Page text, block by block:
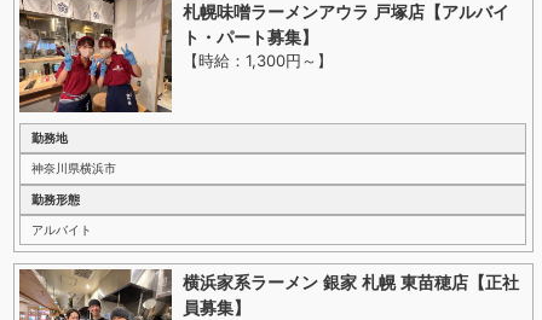
札幌味噌ラーメンアウラ 戸塚店【アルバイ
ト・パート募集】
【時給：1,300円～ 】
勤務地
神奈川県横浜市
勤務形態
アルバイト
横浜家系ラーメン 銀家 札幌 東苗穂店【正社
員募集】